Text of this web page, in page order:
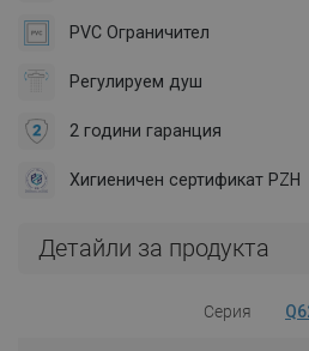
PVC Ограничител
Регулируем душ
2 години гаранция
Хигиеничен сертификат PZH
Детайли за продукта
Серия